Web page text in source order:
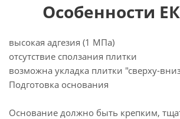
Особенности
высокая адгезия (1 МПа)
отсутствие сползания плитки
возможна укладка плитки "сверху-
Подготовка основания
Основание должно быть крепким,